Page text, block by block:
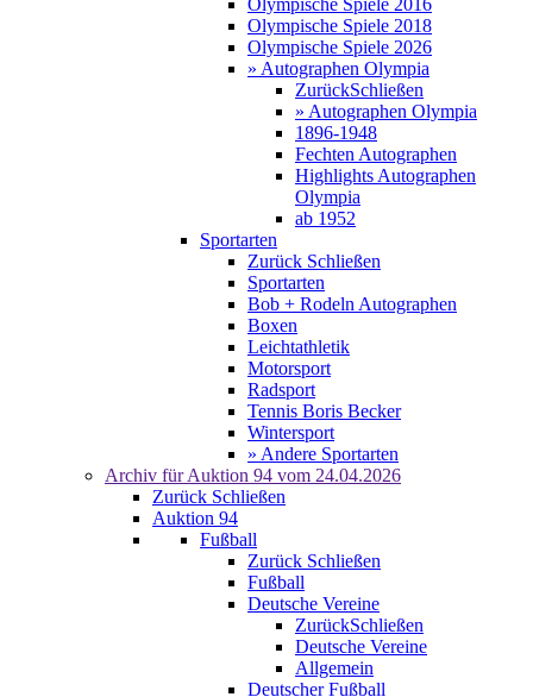
Olympische Spiele 2016
Olympische Spiele 2018
Olympische Spiele 2026
» Autographen Olympia
ZurückSchließen
» Autographen Olympia
1896-1948
Fechten Autographen
Highlights Autographen
Olympia
ab 1952
Sportarten
Zurück Schließen
Sportarten
Bob + Rodeln Autographen
Boxen
Leichtathletik
Motorsport
Radsport
Tennis Boris Becker
Wintersport
» Andere Sportarten
Archiv für Auktion 94 vom 24.04.2026
Zurück Schließen
Auktion 94
Fußball
Zurück Schließen
Fußball
Deutsche Vereine
ZurückSchließen
Deutsche Vereine
Allgemein
Deutscher Fußball